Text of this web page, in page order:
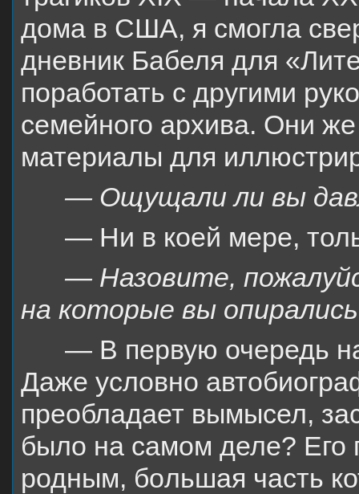
дома в США, я смогла
дневник Бабеля для
поработать с другими
семейного архива. Они
материалы для
— Ощущали ли вы
— Ни в коей мере,
— Назовите,
на которые вы
— В первую очередь
Даже условно
преобладает вымысел,
было на самом деле? Его
родным, бoльшая часть